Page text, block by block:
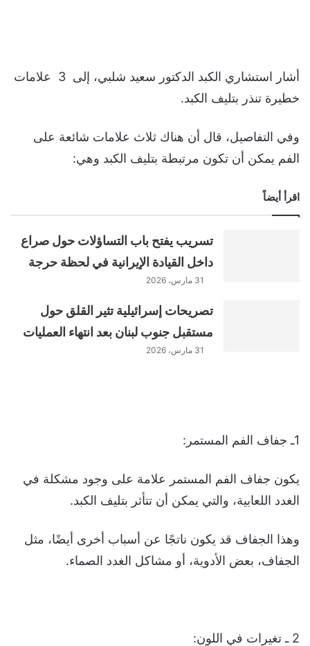
أشار استشاري الكبد الدكتور سعيد شلبي، إلى 3 علامات
خطيرة تنذر بتليف الكبد.
وفي التفاصيل، قال أن هناك ثلاث علامات شائعة على
الفم يمكن أن تكون مرتبطة بتليف الكبد وهي:
اقرأ أيضاً
تسريب يفتح باب التساؤلات حول صراع
داخل القيادة الإيرانية في لحظة حرجة
31 مارس، 2026
تصريحات إسرائيلية تثير القلق حول
مستقبل جنوب لبنان بعد انتهاء العمليات
31 مارس، 2026
1ـ جفاف الفم المستمر:
يكون جفاف الفم المستمر علامة على وجود مشكلة في
الغدد اللعابية، والتي يمكن أن تتأثر بتليف الكبد.
وهذا الجفاف قد يكون ناتجًا عن أسباب أخرى أيضًا، مثل
الجفاف، بعض الأدوية، أو مشاكل الغدد الصماء.
2 ـ تغيرات في اللون: